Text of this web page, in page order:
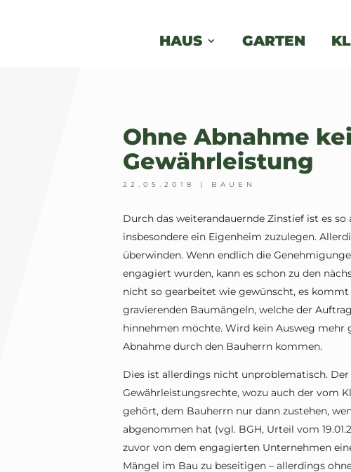
HAUS GARTEN
Ohne Abnahme
Gewährleistung
22.05.2018 | BAUEN
Durch das weiterandauernde Zinstief ist es
insbesondere ein Eigenheim zuzulegen.
überwinden. Wenn endlich die
engagiert wurden, kann es schon zu den
nicht so gearbeitet wie gewünscht, es
gravierenden Baumängeln, welche der
hinnehmen möchte. Wird kein Ausweg mehr
Abnahme durch den Bauherrn kommen.
Dies ist allerdings nicht unproblematisch.
Gewährleistungsrechte, wozu auch der vom
gehört, dem Bauherrn nur dann zustehen,
abgenommen hat (vgl. BGH, Urteil vom
zuvor von dem engagierten Unternehmen
Mängel im Bau zu beseitigen – allerdings